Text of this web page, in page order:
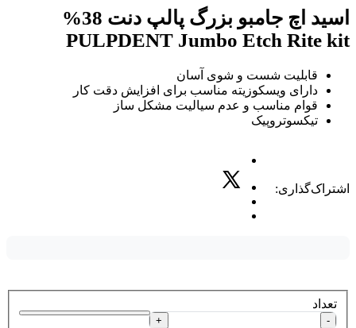
اسید اچ جامبو بزرگ پالپ دنت 38%
PULPDENT Jumbo Etch Rite kit
قابلیت شست و شوی آسان
دارای ویسکوزیته مناسب برای افزایش دقت کار
قوام مناسب و عدم سیالیت مشکل ساز
تیکسوتروپیک
اشتراک‌گذاری:
تعداد
-
+